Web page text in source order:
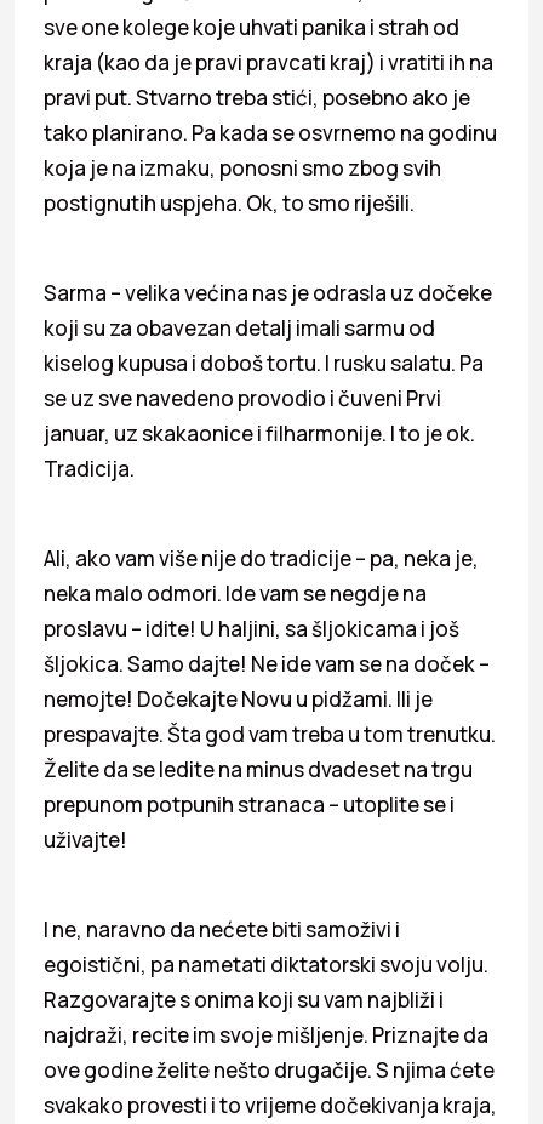
sve one kolege koje uhvati panika i strah od
kraja (kao da je pravi pravcati kraj) i vratiti ih na
pravi put. Stvarno treba stići, posebno ako je
tako planirano. Pa kada se osvrnemo na godinu
koja je na izmaku, ponosni smo zbog svih
postignutih uspjeha. Ok, to smo riješili.
Sarma – velika većina nas je odrasla uz dočeke
koji su za obavezan detalj imali sarmu od
kiselog kupusa i doboš tortu. I rusku salatu. Pa
se uz sve navedeno provodio i čuveni Prvi
januar, uz skakaonice i filharmonije. I to je ok.
Tradicija.
Ali, ako vam više nije do tradicije – pa, neka je,
neka malo odmori. Ide vam se negdje na
proslavu – idite! U haljini, sa šljokicama i još
šljokica. Samo dajte! Ne ide vam se na doček –
nemojte! Dočekajte Novu u pidžami. Ili je
prespavajte. Šta god vam treba u tom trenutku.
Želite da se ledite na minus dvadeset na trgu
prepunom potpunih stranaca – utoplite se i
uživajte!
I ne, naravno da nećete biti samoživi i
egoistični, pa nametati diktatorski svoju volju.
Razgovarajte s onima koji su vam najbliži i
najdraži, recite im svoje mišljenje. Priznajte da
ove godine želite nešto drugačije. S njima ćete
svakako provesti i to vrijeme dočekivanja kraja,